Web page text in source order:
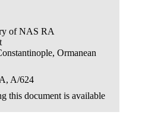
of NAS RA
Ormanean
A/624
this document is available